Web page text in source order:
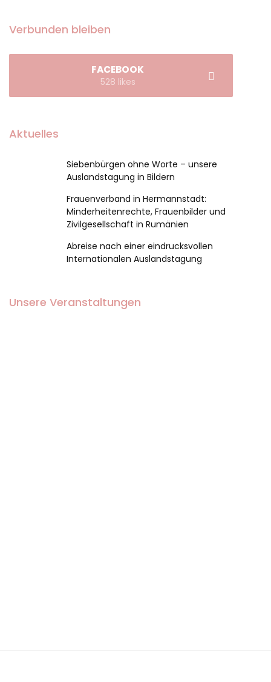
Verbunden bleiben
FACEBOOK
528 likes
Aktuelles
Siebenbürgen ohne Worte – unsere
Auslandstagung in Bildern
Frauenverband in Hermannstadt:
Minderheitenrechte, Frauenbilder und
Zivilgesellschaft in Rumänien
Abreise nach einer eindrucksvollen
Internationalen Auslandstagung
Unsere Veranstaltungen